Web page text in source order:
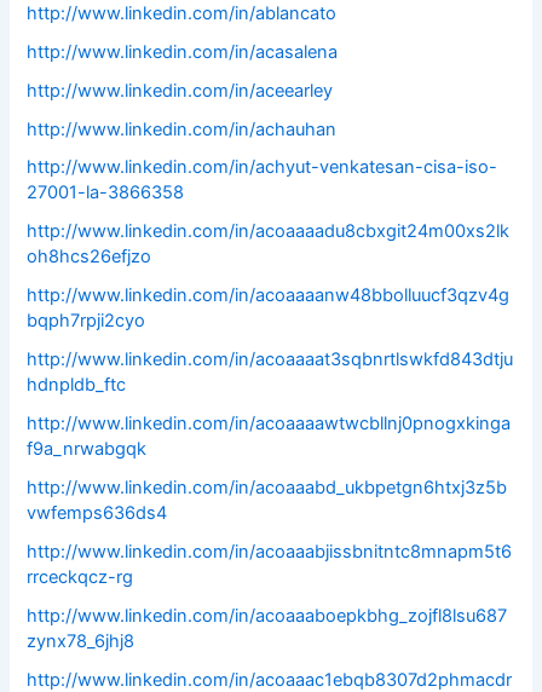
http://www.linkedin.com/in/ablancato
http://www.linkedin.com/in/acasalena
http://www.linkedin.com/in/aceearley
http://www.linkedin.com/in/achauhan
http://www.linkedin.com/in/achyut-venkatesan-cisa-iso-
27001-la-3866358
http://www.linkedin.com/in/acoaaaadu8cbxgit24m00xs2lk
oh8hcs26efjzo
http://www.linkedin.com/in/acoaaaanw48bbolluucf3qzv4g
bqph7rpji2cyo
http://www.linkedin.com/in/acoaaaat3sqbnrtlswkfd843dtju
hdnpldb_ftc
http://www.linkedin.com/in/acoaaaawtwcbllnj0pnogxkinga
f9a_nrwabgqk
http://www.linkedin.com/in/acoaaabd_ukbpetgn6htxj3z5b
vwfemps636ds4
http://www.linkedin.com/in/acoaaabjissbnitntc8mnapm5t6
rrceckqcz-rg
http://www.linkedin.com/in/acoaaaboepkbhg_zojfl8lsu687
zynx78_6jhj8
http://www.linkedin.com/in/acoaaac1ebqb8307d2phmacdr